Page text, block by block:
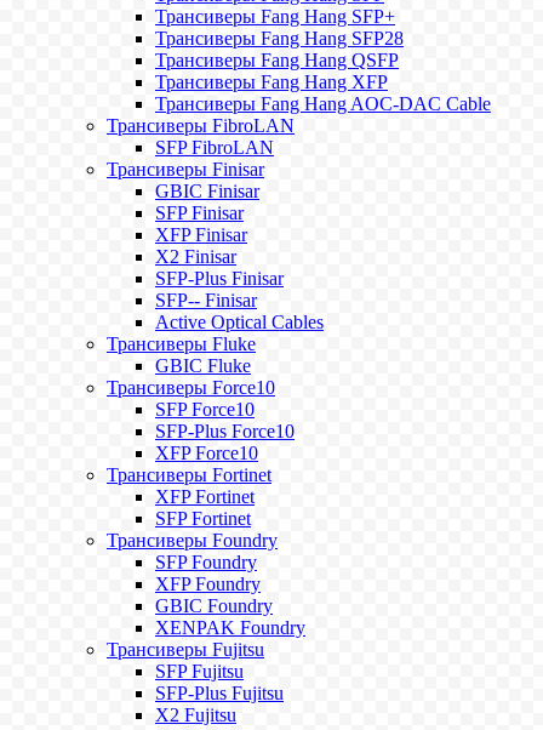
Трансиверы Fang Hang SFP+
Трансиверы Fang Hang SFP28
Трансиверы Fang Hang QSFP
Трансиверы Fang Hang XFP
Трансиверы Fang Hang AOC-DAC Cable
Трансиверы FibroLAN
SFP FibroLAN
Трансиверы Finisar
GBIC Finisar
SFP Finisar
XFP Finisar
X2 Finisar
SFP-Plus Finisar
SFP-- Finisar
Active Optical Cables
Трансиверы Fluke
GBIC Fluke
Трансиверы Force10
SFP Force10
SFP-Plus Force10
XFP Force10
Трансиверы Fortinet
XFP Fortinet
SFP Fortinet
Трансиверы Foundry
SFP Foundry
XFP Foundry
GBIC Foundry
XENPAK Foundry
Трансиверы Fujitsu
SFP Fujitsu
SFP-Plus Fujitsu
X2 Fujitsu